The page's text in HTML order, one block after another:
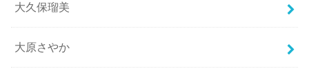
大久保瑠美
大原さやか